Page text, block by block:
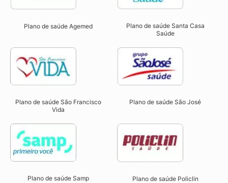
Plano de saúde Agemed
Plano de saúde Santa Casa
Saúde
Plano de saúde São Francisco
Vida
Plano de saúde São José
Plano de saúde Samp Plano de saúde Policlin